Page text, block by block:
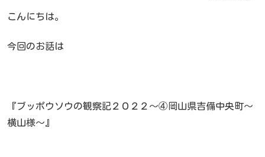
こんにちは。
今回のお話は
『ブッポウソウの観察記２０２２～④岡山県吉備中央町～
横山様～』